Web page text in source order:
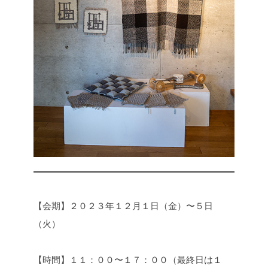
【会期】
２０２３年１２月１日（金）〜５日
（火）
【時間】
１１：００〜１７：００（最終日は１